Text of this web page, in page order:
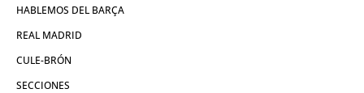
HABLEMOS DEL BARÇA
REAL MADRID
CULE-BRÓN
SECCIONES